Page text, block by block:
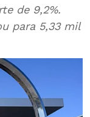
de 9,2%.
para 5,33 mil